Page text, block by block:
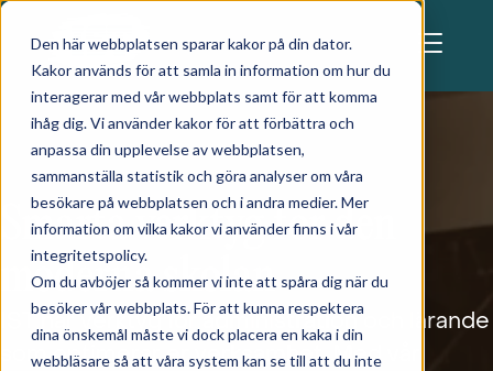
Den här webbplatsen sparar kakor på din dator.
Kakor används för att samla in information om hur du
interagerar med vår webbplats samt för att komma
ihåg dig. Vi använder kakor för att förbättra och
anpassa din upplevelse av webbplatsen,
sammanställa statistik och göra analyser om våra
besökare på webbplatsen och i andra medier. Mer
information om vilka kakor vi använder finns i vår
integritetspolicy.
Om du avböjer så kommer vi inte att spåra dig när du
besöker vår webbplats. För att kunna respektera
dina önskemål måste vi dock placera en kaka i din
webbläsare så att våra system kan se till att du inte
Skip to main content
Smarta verktyg för den
moderna skolan
IST har verktyg för administration och lärande
som optimerar er verksamhet. Med vår